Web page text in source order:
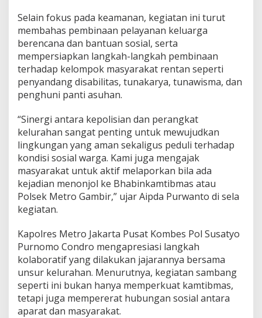
Selain fokus pada keamanan, kegiatan ini turut
membahas pembinaan pelayanan keluarga
berencana dan bantuan sosial, serta
mempersiapkan langkah-langkah pembinaan
terhadap kelompok masyarakat rentan seperti
penyandang disabilitas, tunakarya, tunawisma, dan
penghuni panti asuhan.
“Sinergi antara kepolisian dan perangkat
kelurahan sangat penting untuk mewujudkan
lingkungan yang aman sekaligus peduli terhadap
kondisi sosial warga. Kami juga mengajak
masyarakat untuk aktif melaporkan bila ada
kejadian menonjol ke Bhabinkamtibmas atau
Polsek Metro Gambir,” ujar Aipda Purwanto di sela
kegiatan.
Kapolres Metro Jakarta Pusat Kombes Pol Susatyo
Purnomo Condro mengapresiasi langkah
kolaboratif yang dilakukan jajarannya bersama
unsur kelurahan. Menurutnya, kegiatan sambang
seperti ini bukan hanya memperkuat kamtibmas,
tetapi juga mempererat hubungan sosial antara
aparat dan masyarakat.